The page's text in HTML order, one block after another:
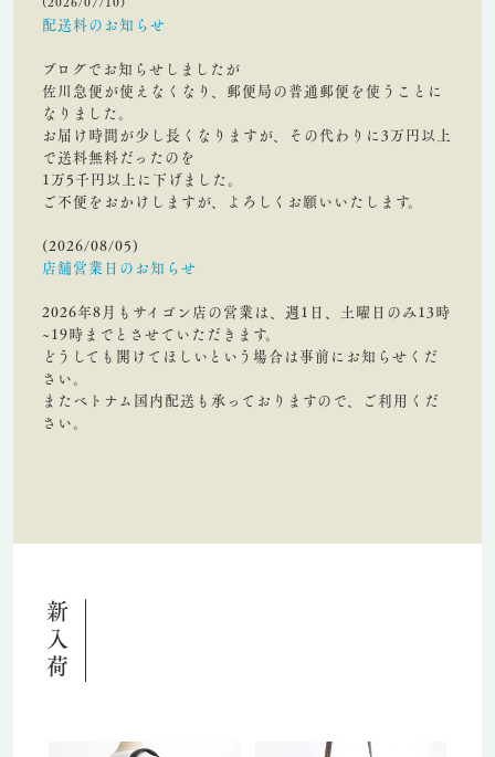
配送料のお知らせ
ブログでお知らせしましたが
佐川急便が使えなくなり、郵便局の普通郵便を使うことに
なりました。
お届け時間が少し長くなりますが、その代わりに3万円以上
で送料無料だったのを
1万5千円以上に下げました。
ご不便をおかけしますが、よろしくお願いいたします。
(2026/08/05)
店舗営業日のお知らせ
2026年8月もサイゴン店の営業は、週1日、土曜日のみ13時
~19時までとさせていただきます。
どうしても開けてほしいという場合は事前にお知らせくだ
さい。
またベトナム国内配送も承っておりますので、ご利用くだ
さい。
新入荷